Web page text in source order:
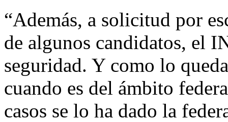
“Además, a solicitud por
de algunos candidatos, el
seguridad. Y como lo
cuando es del ámbito
casos se lo ha dado la